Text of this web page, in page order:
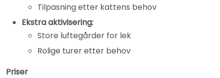
Tilpasning etter kattens behov
Ekstra aktivisering:
Store luftegårder for lek
Rolige turer etter behov
Priser